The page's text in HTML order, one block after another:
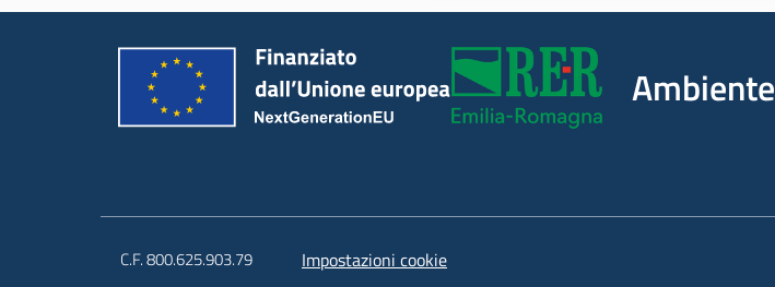
Ambiente
C.F. 800.625.903.79 Impostazioni cookie